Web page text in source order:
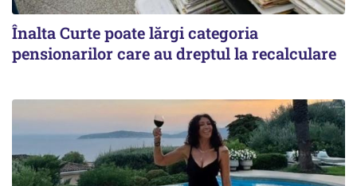
Înalta Curte poate lărgi categoria
pensionarilor care au dreptul la recalculare